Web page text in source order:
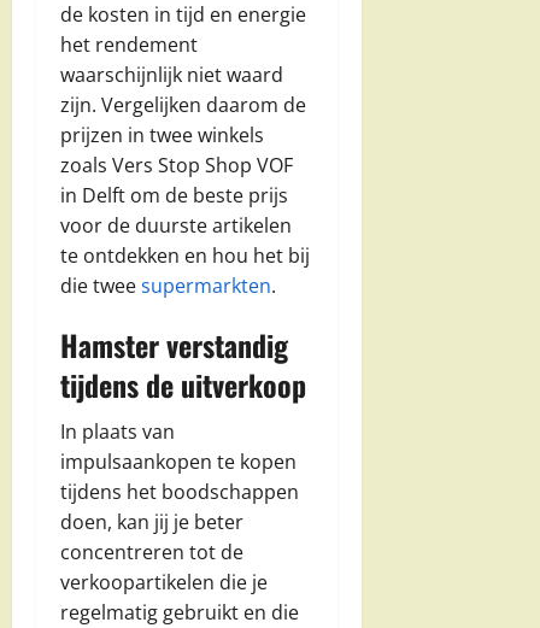
de kosten in tijd en energie
het rendement
waarschijnlijk niet waard
zijn. Vergelijken daarom de
prijzen in twee winkels
zoals Vers Stop Shop VOF
in Delft om de beste prijs
voor de duurste artikelen
te ontdekken en hou het bij
die tweesupermarkten.
Hamster verstandig
tijdens de uitverkoop
In plaats van
impulsaankopen te kopen
tijdens het boodschappen
doen, kan jij je beter
concentreren tot de
verkoopartikelen die je
regelmatig gebruikt en die